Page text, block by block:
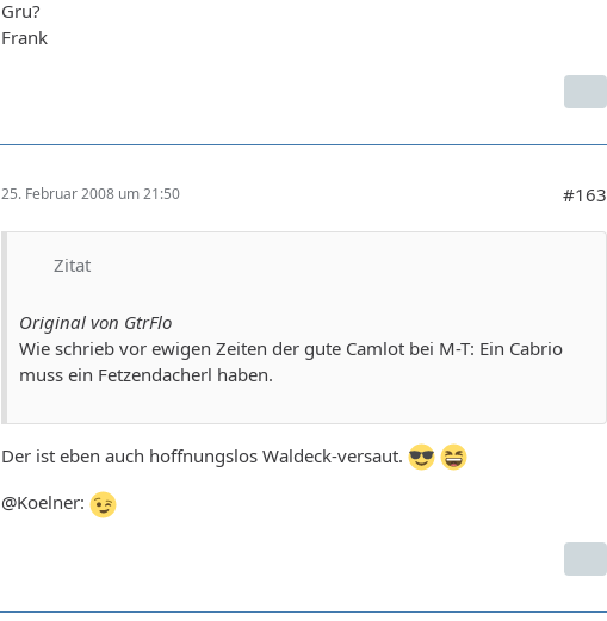
Gru?
Frank
25. Februar 2008 um 21:50 #163
Zitat
Original von GtrFlo
Wie schrieb vor ewigen Zeiten der gute Camlot bei M-T: Ein Cabrio
muss ein Fetzendacherl haben.
Der ist eben auch hoffnungslos Waldeck-versaut.
@Koelner: